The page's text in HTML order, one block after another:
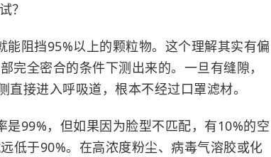
？
阻挡95%以上的颗粒物。这个理解其实有偏
完全密合的条件下测出来的。一旦有缝隙，
接进入呼吸道，根本不经过口罩滤材。
99%，但如果因为脸型不匹配，有10%的空
低于90%。在高浓度粉尘、病毒气溶胶或化